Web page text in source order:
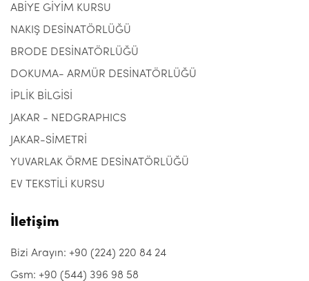
ABİYE GİYİM KURSU
NAKIŞ DESİNATÖRLÜĞÜ
BRODE DESİNATÖRLÜĞÜ
DOKUMA- ARMÜR DESİNATÖRLÜĞÜ
İPLİK BİLGİSİ
JAKAR - NEDGRAPHICS
JAKAR-SİMETRİ
YUVARLAK ÖRME DESİNATÖRLÜĞÜ
EV TEKSTİLİ KURSU
İletişim
Bizi Arayın: +90 (224) 220 84 24
Gsm: +90 (544) 396 98 58